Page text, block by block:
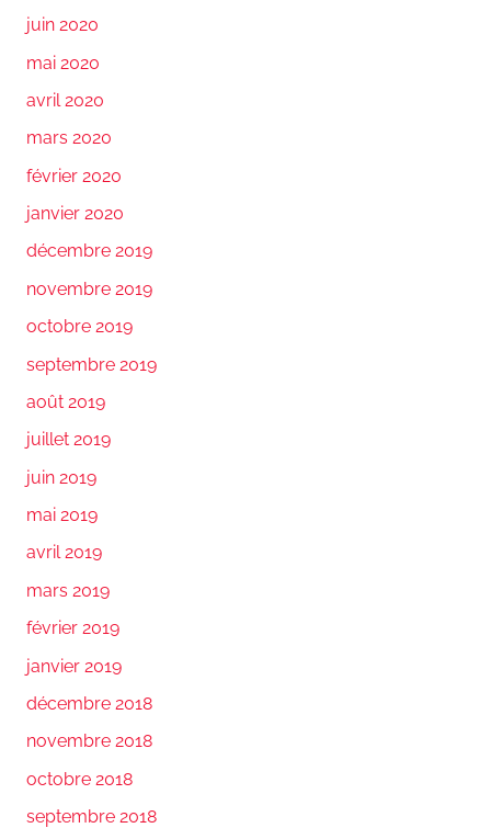
juin 2020
mai 2020
avril 2020
mars 2020
février 2020
janvier 2020
décembre 2019
novembre 2019
octobre 2019
septembre 2019
août 2019
juillet 2019
juin 2019
mai 2019
avril 2019
mars 2019
février 2019
janvier 2019
décembre 2018
novembre 2018
octobre 2018
septembre 2018